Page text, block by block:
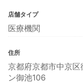
店舗タイプ
医療機関
住所
京都府京都市中京
ン御池106